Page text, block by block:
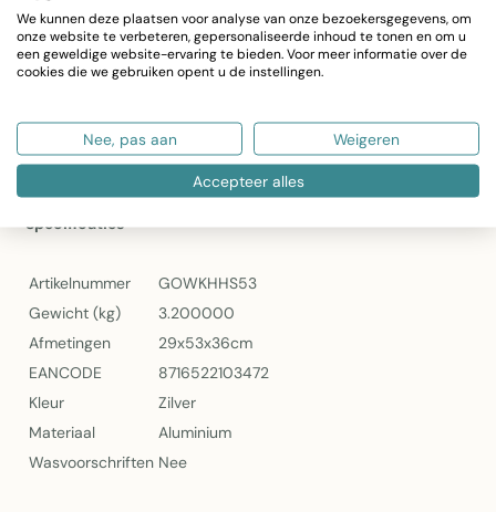
Gewicht: 3,2 kg
Materiaal: Aluminium
Kleur: Zilver
Ideaal voor flessen tot 75cl
Eenvoudig schoon te maken
Mars & More Champagne Koeler Hert in Zilver
Specificaties
Artikelnummer
GOWKHHS53
Gewicht (kg)
3.200000
Afmetingen
29x53x36cm
EANCODE
8716522103472
Kleur
Zilver
Materiaal
Aluminium
Wasvoorschriften Nee
We kunnen deze plaatsen voor analyse van onze bezoekersgegevens, om
onze website te verbeteren, gepersonaliseerde inhoud te tonen en om u
een geweldige website-ervaring te bieden. Voor meer informatie over de
cookies die we gebruiken opent u de instellingen.
Nee, pas aan Weigeren
Accepteer alles